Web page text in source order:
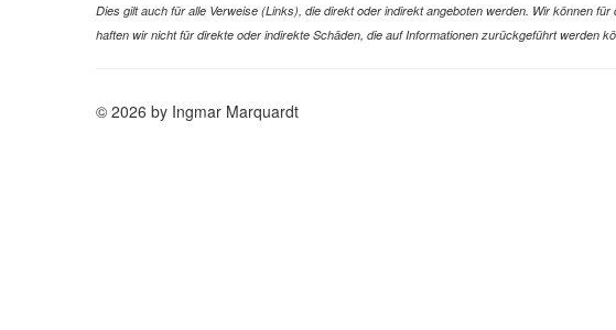
Dies gilt auch für alle Verweise (Links), die direkt oder indirekt angeboten werden. Wir können
haften wir nicht für direkte oder indirekte Schäden, die auf Informationen zurückgeführt werden
© 2026 by Ingmar Marquardt